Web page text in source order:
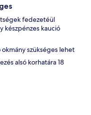
fedezetéül
készpénzes kaució
szükséges lehet
alsó korhatára 18